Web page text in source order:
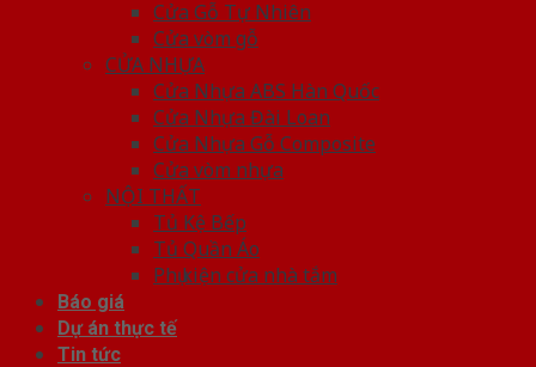
Cửa Gỗ Tự Nhiên
Cửa vòm gỗ
CỬA NHỰA
Cửa Nhựa ABS Hàn Quốc
Cửa Nhựa Đài Loan
Cửa Nhựa Gỗ Composite
Cửa vòm nhựa
NỘI THẤT
Tủ Kệ Bếp
Tủ Quần Áo
Phụ kiện cửa nhà tắm
Báo giá
Dự án thực tế
Tin tức